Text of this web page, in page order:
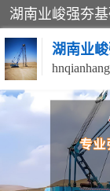
湖南业
hnqianhang
强夯施工案例
强夯施工工程